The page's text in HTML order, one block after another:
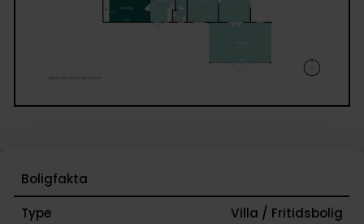
Boligfakta
Type
Villa / Fritidsbolig